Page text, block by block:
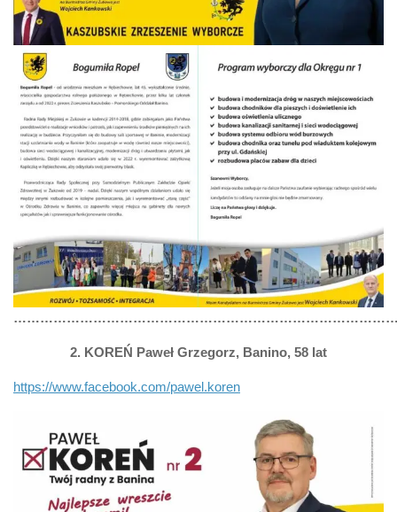
2. KOREŃ Paweł Grzegorz, Banino, 58 lat
https://www.facebook.com/pawel.koren